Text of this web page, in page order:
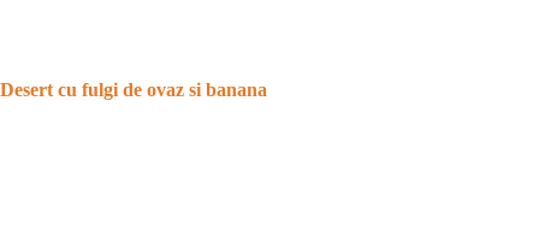
Desert cu fulgi de ovaz si banana